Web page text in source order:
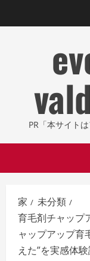
ン
PR「本サイト
家
未分類
育毛剤チャップ
ャップアップ育
えた”を実感体